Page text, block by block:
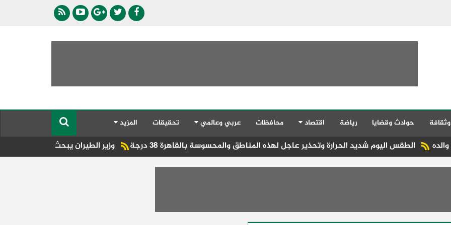
حوادث وقضايا رياضة اقتصاد محافظات عربي وعالمي تحقيقات المزيد
وزير الطيران يبحث مع محافظ مطروح والقطاع اليوم شديد الحرارة وتحذير عاجل لهذه المناطق والمحسوسة بالقاهرة 38 درجة